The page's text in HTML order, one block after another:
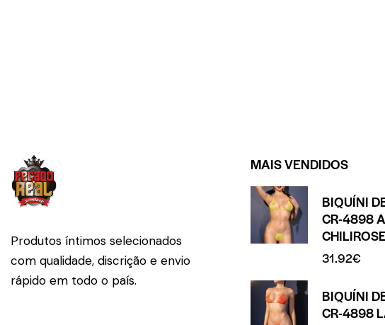
Produtos íntimos selecionados
com qualidade, discrição e envio
rápido em todo o país.
MAIS VENDIDOS
BIQUÍNI
CR-4898
31.92€
BIQUÍNI
CR-4898